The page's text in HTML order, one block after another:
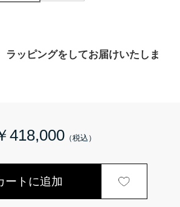
ラッピングをしてお届けいたしま
418,000